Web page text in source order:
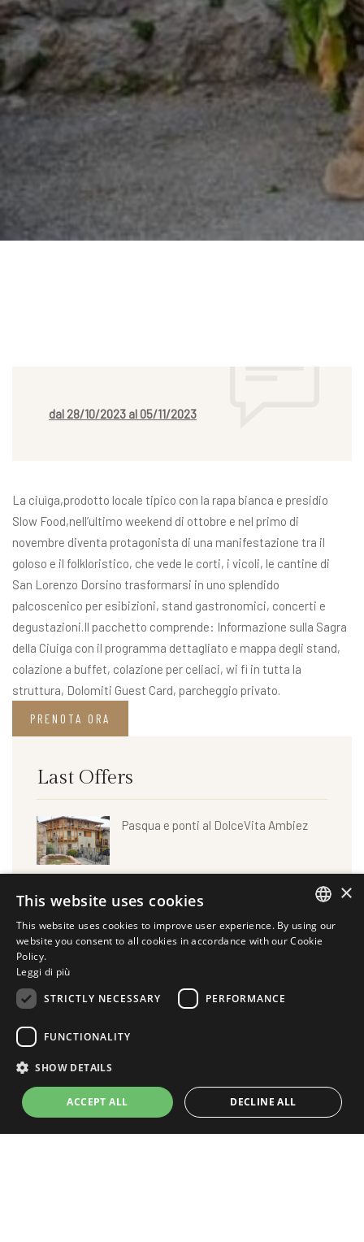
dal 28/10/2023 al 05/11/2023
La ciuìga,prodotto locale tipico con la rapa bianca e presidio
Slow Food,nell’ultimo weekend di ottobre e nel primo di
novembre diventa protagonista di una manifestazione tra il
goloso e il folkloristico, che vede le corti, i vicoli, le cantine di
San Lorenzo Dorsino trasformarsi in uno splendido
palcoscenico per esibizioni, stand gastronomici, concerti e
degustazioni.Il pacchetto comprende: Informazione sulla Sagra
della Ciuiga con il programma dettagliato e mappa degli stand,
colazione a buffet, colazione per celiaci, wi fi in tutta la
struttura, Dolomiti Guest Card, parcheggio privato.
PRENOTA ORA
Last Offers
Pasqua e ponti al DolceVita Ambiez
La magia del fogliage
Sagra della Ciuiga
Cammino di SanVili
ITALIAN
×
This website uses cookies
This website uses cookies to improve user experience. By using our
website you consent to all cookies in accordance with our Cookie
Policy.
Leggi di più
STRICTLY NECESSARY
PERFORMANCE
FUNCTIONALITY
SHOW DETAILS
ACCEPT ALL DECLINE ALL